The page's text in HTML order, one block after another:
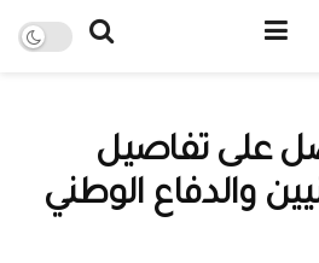
تحصل على تفاصيل
والدفاع الوطني